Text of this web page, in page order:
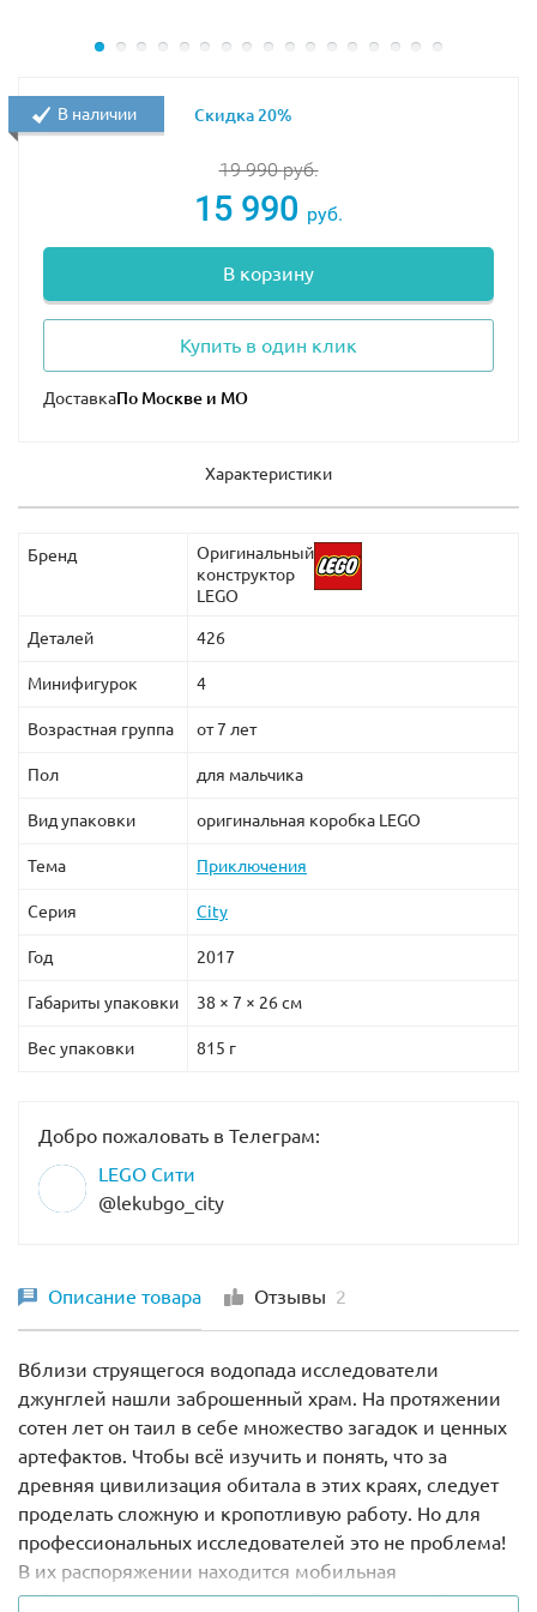
побега и даже зарисовали его на стене. При помощи
вооружившись ломом, проделать лазейку на свободу.
По дороге ещё можно заглянуть в тайник, в котором
спрятана карта сокровищ и золотое оружие.
Размер тюрьмы в собранном виде составляет
.
Благодаря особым соединительным элементам
В наборе присутствуют 5 минифигурок с оружием и
каменный воин и охранник.
19 990руб.
15 990 руб.
В корзину
Купить в один клик
Доставка
В наличии Скидка 20%
Характеристики
Бренд
Оригинальный
конструктор
LEGO
Деталей 426
Минифигурок 4
Возрастная группа от 7 лет
Пол для мальчика
Вид упаковки оригинальная коробка LEGO
Тема Приключения
Серия City
Год 2017
Габариты упаковки 38 × 7 × 26 см
Вес упаковки 815 г
Добро пожаловать в Телеграм:
LEGO Сити
@lekubgo_city
Описание товара Отзывы 2
Вблизи струящегося водопада исследователи
джунглей нашли заброшенный храм. На протяжении
сотен лет он таил в себе множество загадок и ценных
артефактов. Чтобы всё изучить и понять, что за
древняя цивилизация обитала в этих краях, следует
проделать сложную и кропотливую работу. Но для
профессиональных исследователей это не проблема!
В их распоряжении находится мобильная
лаборатория, наполненная самой современной